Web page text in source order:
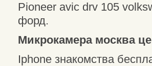
Pioneer avic drv 105
форд.
Микрокамера москва
Iphone знакомства